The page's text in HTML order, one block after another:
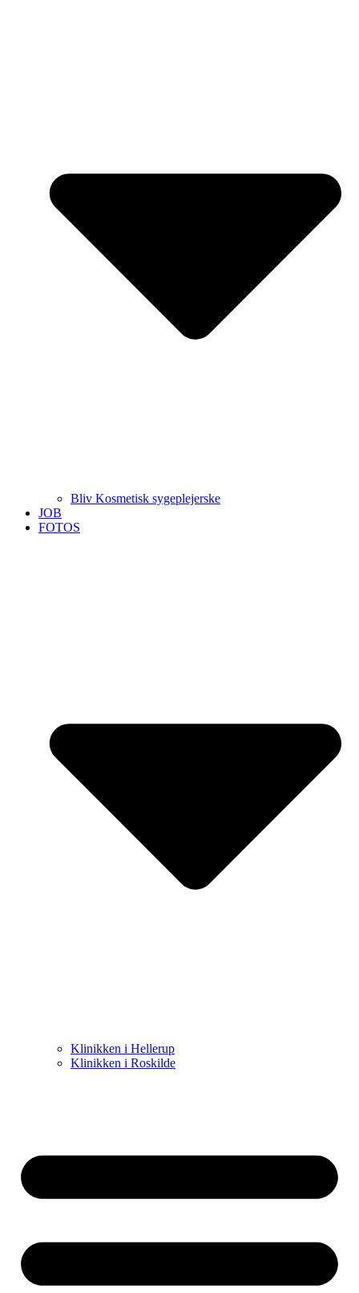
Bliv Kosmetisk sygeplejerske
JOB
FOTOS
Klinikken i Hellerup
Klinikken i Roskilde